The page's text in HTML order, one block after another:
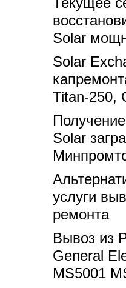
Solar
Solar
Titan-250,
Solar
услуги
ремонта
Вывоз из
General
MS5001